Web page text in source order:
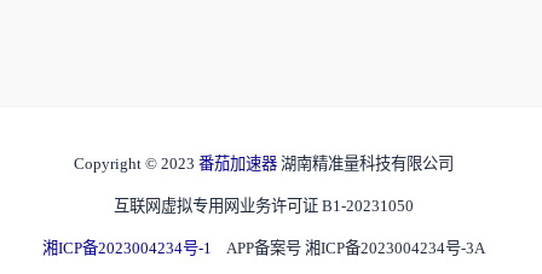
Copyright © 2023 番茄加速器 湖南精准量科技有限公司
互联网虚拟专用网业务许可证 B1-20231050
湘ICP备2023004234号-1 APP备案号 湘ICP备2023004234号-3A